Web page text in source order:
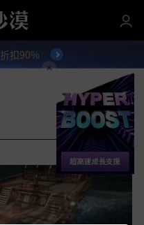
折扣90%
分享